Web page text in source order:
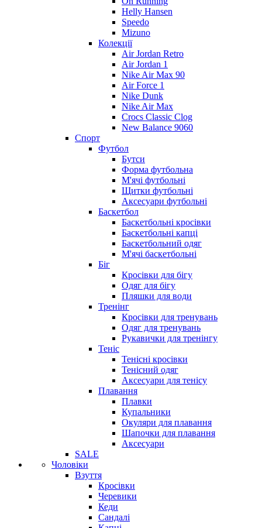
Helly Hansen
Speedo
Mizuno
Колекції
Air Jordan Retro
Air Jordan 1
Nike Air Max 90
Air Force 1
Nike Dunk
Nike Air Max
Crocs Classic Clog
New Balance 9060
Спорт
Футбол
Бутси
Форма футбольна
М'ячі футбольні
Щитки футбольні
Аксесуари футбольні
Баскетбол
Баскетбольні кросівки
Баскетбольні капці
Баскетбольний одяг
М'ячі баскетбольні
Біг
Кросівки для бігу
Одяг для бігу
Пляшки для води
Тренінг
Кросівки для тренувань
Одяг для тренувань
Рукавички для тренінгу
Теніс
Тенісні кросівки
Тенісний одяг
Аксесуари для тенісу
Плавання
Плавки
Купальники
Окуляри для плавання
Шапочки для плавання
Аксесуари
SALE
Чоловіки
Взуття
Кросівки
Черевики
Кеди
Сандалі